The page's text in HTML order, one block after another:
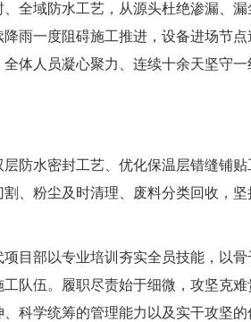
全域防水工艺，从源头杜绝渗漏、
雨一度阻碍施工推进，设备进场节点
体人员凝心聚力、连续十余天坚守
防水密封工艺、优化保温层错缝铺
、粉尘及时清理、废料分类回收，
目部以专业培训夯实全员技能，以
队伍。履职尽责始于细微，攻坚克
科学统筹的管理能力以及实干攻坚